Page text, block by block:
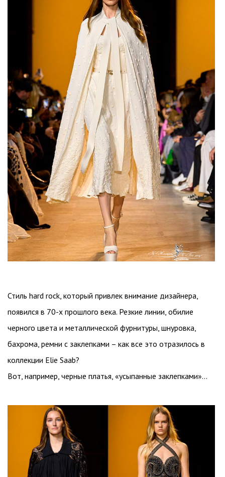
Стиль hard rock, который привлек внимание дизайнера,
появился в 70-х прошлого века. Резкие линии, обилие
черного цвета и металлической фурнитуры, шнуровка,
бахрома, ремни с заклепками – как все это отразилось в
коллекции Elie Saab?
Вот, например, черные платья, «усыпанные заклепками»…